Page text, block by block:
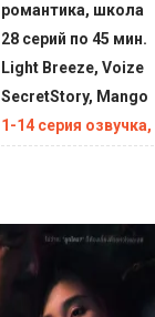
романтика, школа
28 серий по 45 мин.
Light Breeze, Voize
SecretStory, Mango
1-14 серия